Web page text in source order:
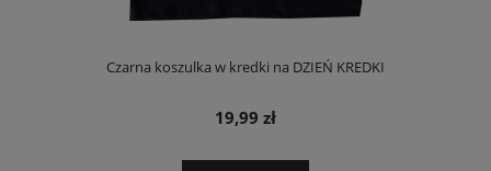
Czarna koszulka w kredki na DZIEŃ KREDKI
19,99 zł